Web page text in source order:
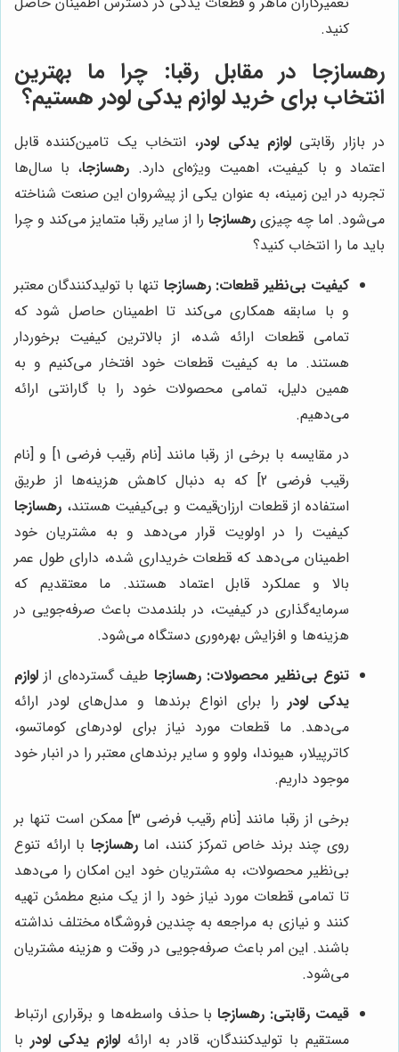
کنید.
رهسازجا در مقابل رقبا: چرا ما بهترین
انتخاب برای خرید لوازم یدکی لودر هستیم؟
در بازار رقابتی لوازم یدکی لودر، انتخاب یک تامین‌کننده قابل
اعتماد و با کیفیت، اهمیت ویژه‌ای دارد. رهسازجا، با سال‌ها
تجربه در این زمینه، به عنوان یکی از پیشروان این صنعت شناخته
می‌شود. اما چه چیزی رهسازجا را از سایر رقبا متمایز می‌کند و چرا
باید ما را انتخاب کنید؟
کیفیت بی‌نظیر قطعات: رهسازجا تنها با تولیدکنندگان معتبر
و با سابقه همکاری می‌کند تا اطمینان حاصل شود که
تمامی قطعات ارائه شده، از بالاترین کیفیت برخوردار
هستند. ما به کیفیت قطعات خود افتخار می‌کنیم و به
همین دلیل، تمامی محصولات خود را با گارانتی ارائه
می‌دهیم.
در مقایسه با برخی از رقبا مانند [نام رقیب فرضی 1] و [نام
رقیب فرضی 2] که به دنبال کاهش هزینه‌ها از طریق
استفاده از قطعات ارزان‌قیمت و بی‌کیفیت هستند، رهسازجا
کیفیت را در اولویت قرار می‌دهد و به مشتریان خود
اطمینان می‌دهد که قطعات خریداری شده، دارای طول عمر
بالا و عملکرد قابل اعتماد هستند. ما معتقدیم که
سرمایه‌گذاری در کیفیت، در بلندمدت باعث صرفه‌جویی در
هزینه‌ها و افزایش بهره‌وری دستگاه می‌شود.
تنوع بی‌نظیر محصولات: رهسازجا طیف گسترده‌ای از لوازم
یدکی لودر را برای انواع برندها و مدل‌های لودر ارائه
می‌دهد. ما قطعات مورد نیاز برای لودرهای کوماتسو،
کاترپیلار، هیوندا، ولوو و سایر برندهای معتبر را در انبار خود
موجود داریم.
برخی از رقبا مانند [نام رقیب فرضی 3] ممکن است تنها بر
روی چند برند خاص تمرکز کنند، امارهسازجا با ارائه تنوع
بی‌نظیر محصولات، به مشتریان خود این امکان را می‌دهد
تا تمامی قطعات مورد نیاز خود را از یک منبع مطمئن تهیه
کنند و نیازی به مراجعه به چندین فروشگاه مختلف نداشته
باشند. این امر باعث صرفه‌جویی در وقت و هزینه مشتریان
می‌شود.
قیمت رقابتی: رهسازجابا حذف واسطه‌ها و برقراری ارتباط
مستقیم با تولیدکنندگان، قادر به ارائه لوازم یدکی لودر با